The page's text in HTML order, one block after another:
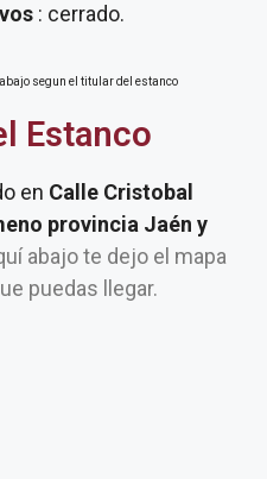
: cerrado.
segun el titular del estanco
Estanco
en Calle Cristobal
provincia Jaén y
abajo te dejo el mapa
puedas llegar.